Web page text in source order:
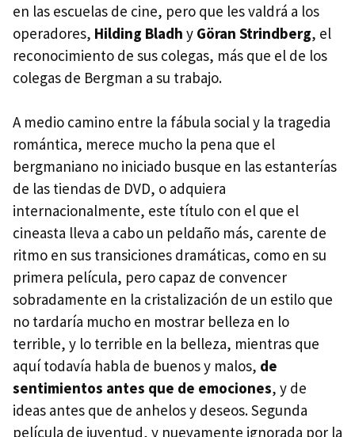
en las escuelas de cine, pero que les valdrá a los
operadores, Hilding Bladh y Göran Strindberg, el
reconocimiento de sus colegas, más que el de los
colegas de Bergman a su trabajo.
A medio camino entre la fábula social y la tragedia
romántica, merece mucho la pena que el
bergmaniano no iniciado busque en las estanterías
de las tiendas de DVD, o adquiera
internacionalmente, este título con el que el
cineasta lleva a cabo un peldaño más, carente de
ritmo en sus transiciones dramáticas, como en su
primera película, pero capaz de convencer
sobradamente en la cristalización de un estilo que
no tardaría mucho en mostrar belleza en lo
terrible, y lo terrible en la belleza, mientras que
aquí todavía habla de buenos y malos, de
sentimientos antes que de emociones, y de
ideas antes que de anhelos y deseos. Segunda
película de juventud, y nuevamente ignorada por la